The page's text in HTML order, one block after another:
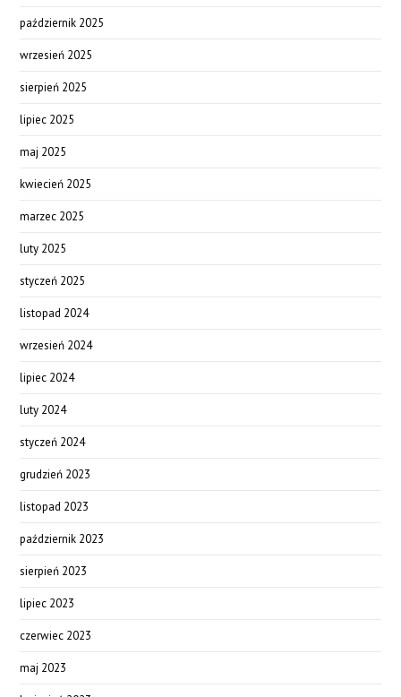
październik 2025
wrzesień 2025
sierpień 2025
lipiec 2025
maj 2025
kwiecień 2025
marzec 2025
luty 2025
styczeń 2025
listopad 2024
wrzesień 2024
lipiec 2024
luty 2024
styczeń 2024
grudzień 2023
listopad 2023
październik 2023
sierpień 2023
lipiec 2023
czerwiec 2023
maj 2023